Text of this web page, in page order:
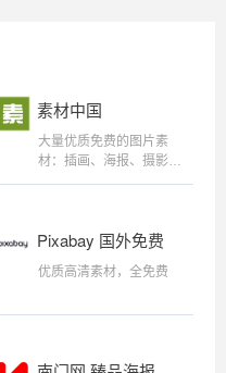
素材中国
大量优质免费的图片素
材：插画、海报、摄影
图、矢量图、字库等。
Pixabay 国外免费
素材站
优质高清素材，全免费